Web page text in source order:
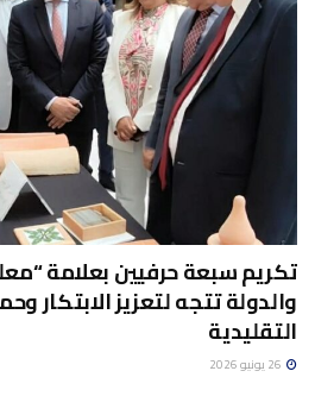
تكريم سبعة حرفيين بعلامة
والدولة تتجه لتعزيز الابتكار
التقليدية